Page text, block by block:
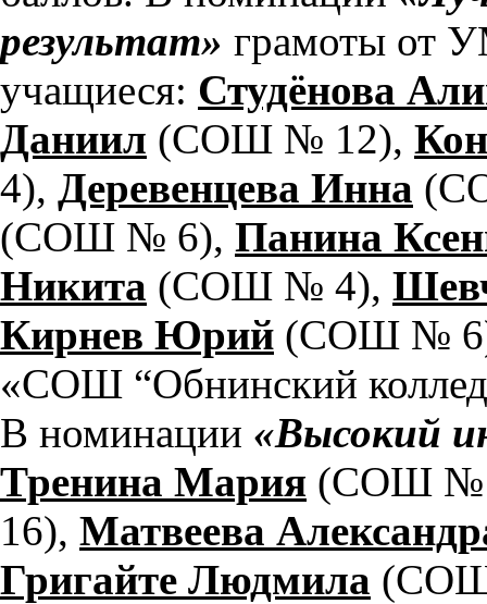
результат» грамоты от
учащиеся: Студёнова
Даниил (СОШ № 12),
4), Деревенцева Инна
(СОШ № 6), Панина
Никита (СОШ № 4),
Кирнев Юрий (СОШ №
«СОШ “Обнинский
В номинации «Высокий
Тренина Мария (СОШ №
16), Матвеева
Григайте Людмила